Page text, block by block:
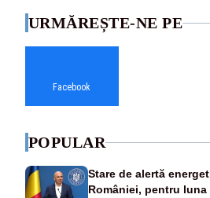
URMĂREȘTE-NE PE
Facebook
POPULAR
Stare de alertă
României, pentru